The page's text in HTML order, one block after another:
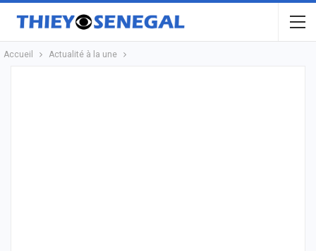
Accueil Actualité à la une